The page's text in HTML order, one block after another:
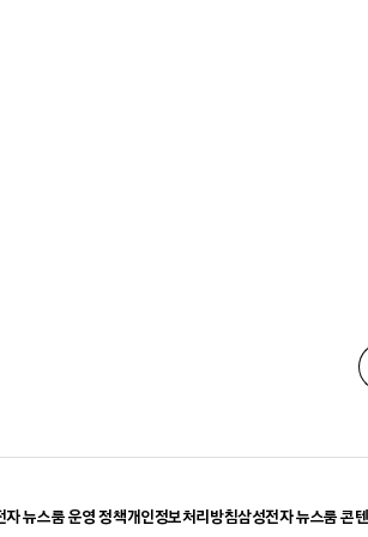
자 뉴스룸 운영 정책개인정보처리방침삼성전자 뉴스룸 콘